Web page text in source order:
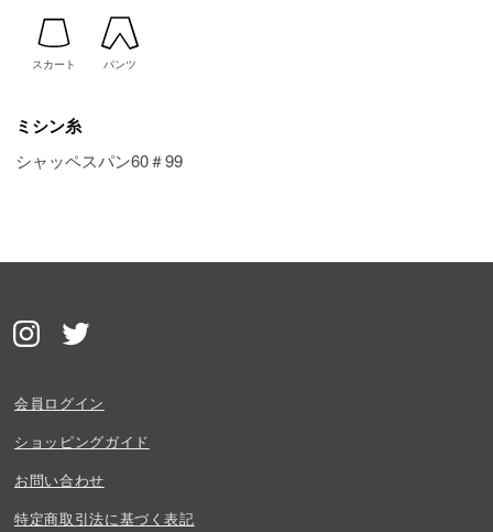
スカート パンツ
ミシン糸
シャッペスパン60＃99
会員ログイン
ショッピングガイド
お問い合わせ
特定商取引法に基づく表記